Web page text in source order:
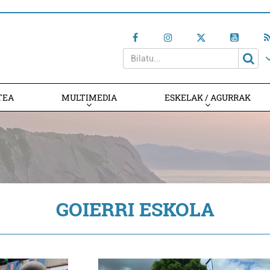
MULTIMEDIA ESKELAK / AGURRAK
GOIERRI ESKOLA